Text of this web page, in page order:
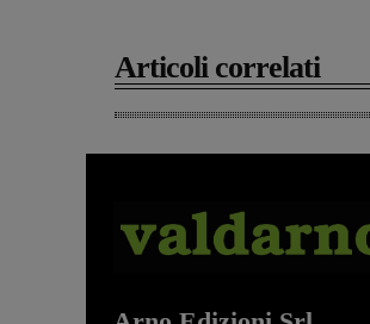
Articoli correlati